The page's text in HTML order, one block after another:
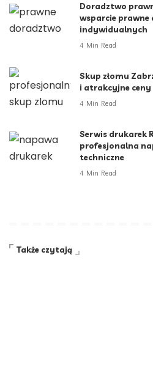
Doradztwo
wsparcie
indywidualnych
4 Min Read
Skup złomu
i atrakcyjne ceny
4 Min Read
Serwis drukarek
profesjonalna
techniczne
4 Min Read
Także czytają